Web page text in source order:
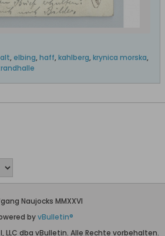
, elbing, haff, kahlberg, krynica morska,
Naujocks MMXXVI
byvBulletin®
LLC dba vBulletin. Alle Rechte vorbehalten.